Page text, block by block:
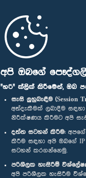
අපි ඔබගේ
"හරි" ක්ලික් කිරීමෙන්, ඔබ
සැසි ලුහුබැඳීම (Session
අත්දැකීමක් ලබාදීම
නිරීක්ෂණය කිරීමට අපි
දත්ත සටහන් කිරීම:
කිරීම සඳහා අපි ඔබගේ
සටහන් කරගන්නෙමු.
පරිශීලක හැසිරීම්
අපි පරිශීලක හැසිරීම